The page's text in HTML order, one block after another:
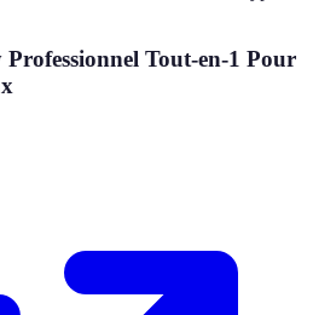
Tout-en-1 Pour